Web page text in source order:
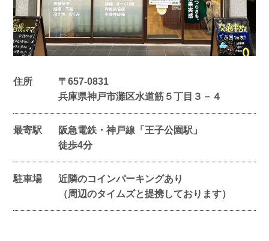
住所
〒657-0831
兵庫県神戸市灘区水道筋５丁目３－４
最寄駅
阪急電鉄・神戸線「王子公園駅」
徒歩4分
駐車場
近隣のコインパーキングあり
（周辺のタイムズと提携しております）